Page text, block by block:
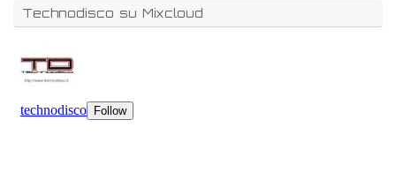
Technodisco su Mixcloud